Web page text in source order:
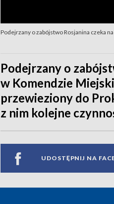
Podejrzany o zabójstwo Rosjanina czeka
Podejrzany o
w Komendzie
przewieziony do
z nim kolejne
UDOSTĘPNIJ NA